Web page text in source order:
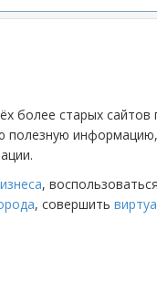
более старых
полезную
, воспользоваться
, совершить